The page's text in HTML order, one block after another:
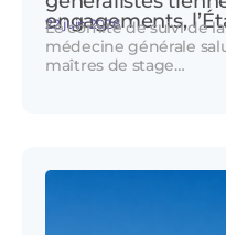
engagements,
22 juin 2026
Le comité de suivi de
médecine générale
maîtres de stage…